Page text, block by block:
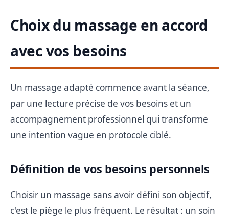
Choix du massage en accord
avec vos besoins
Un massage adapté commence avant la séance,
par une lecture précise de vos besoins et un
accompagnement professionnel qui transforme
une intention vague en protocole ciblé.
Définition de vos besoins personnels
Choisir un massage sans avoir défini son objectif,
c'est le piège le plus fréquent. Le résultat : un soin